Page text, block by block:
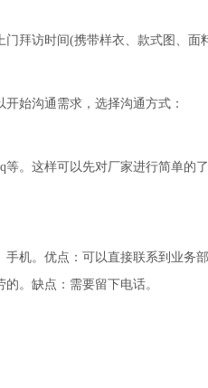
访时间(携带样衣、款式图、面料
始沟通需求，选择沟通方式：
。这样可以先对厂家进行简单的
机。优点：可以直接联系到业务
。缺点：需要留下电话。